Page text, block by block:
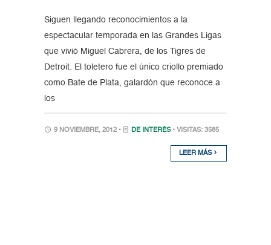
Siguen llegando reconocimientos a la
espectacular temporada en las Grandes Ligas
que vivió Miguel Cabrera, de los Tigres de
Detroit. El toletero fue el único criollo premiado
como Bate de Plata, galardón que reconoce a
los
9 NOVIEMBRE, 2012 • DE INTERÉS • VISITAS: 3585
LEER MÁS